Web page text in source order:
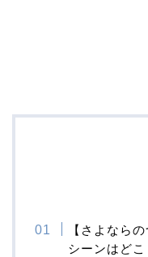
【さよなら
シーンはどこ